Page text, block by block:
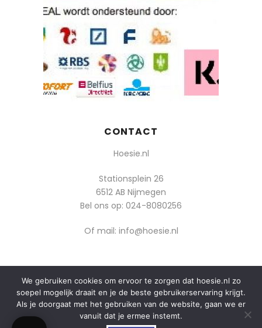
CONTACT
Hoesie.nl
Stationsplein 26
6512 AB Nijmegen
Bel ons op: 024-8080256
Of mail: info@hoesie.nl
© 2014-2025 Boozt - Hoesie.nl. All rights reserved.
algemene voorwaarden
privacy
We gebruiken cookies om ervoor te zorgen dat hoesie.nl zo
soepel mogelijk draait en je de beste gebruikerservaring krijgt.
Als je doorgaat met het gebruiken van de website, gaan we er
vanuit dat je ermee instemt.